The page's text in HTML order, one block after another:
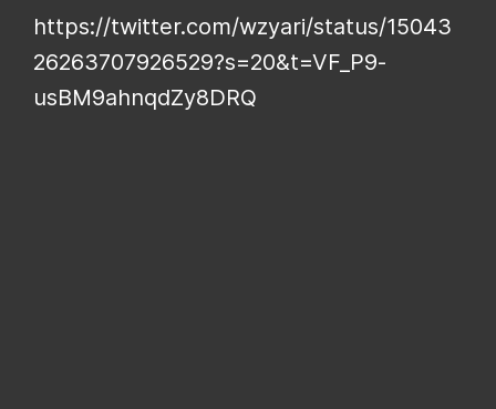
https://twitter.com/wzyari/status/15043
26263707926529?s=20&t=VF_P9-
usBM9ahnqdZy8DRQ